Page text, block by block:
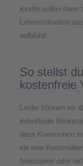
Kinder sollen dann
Lebenssituation
aufblüht!
So stellst
kostenfreie
Leider können wir
individuelle
dass Kommunen
sie eine
finanzieren oder